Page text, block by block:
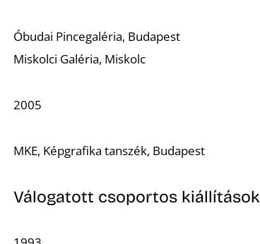
Óbudai Pincegaléria, Budapest
Miskolci Galéria, Miskolc
2005
MKE, Képgrafika tanszék, Budapest
Válogatott csoportos kiállítások